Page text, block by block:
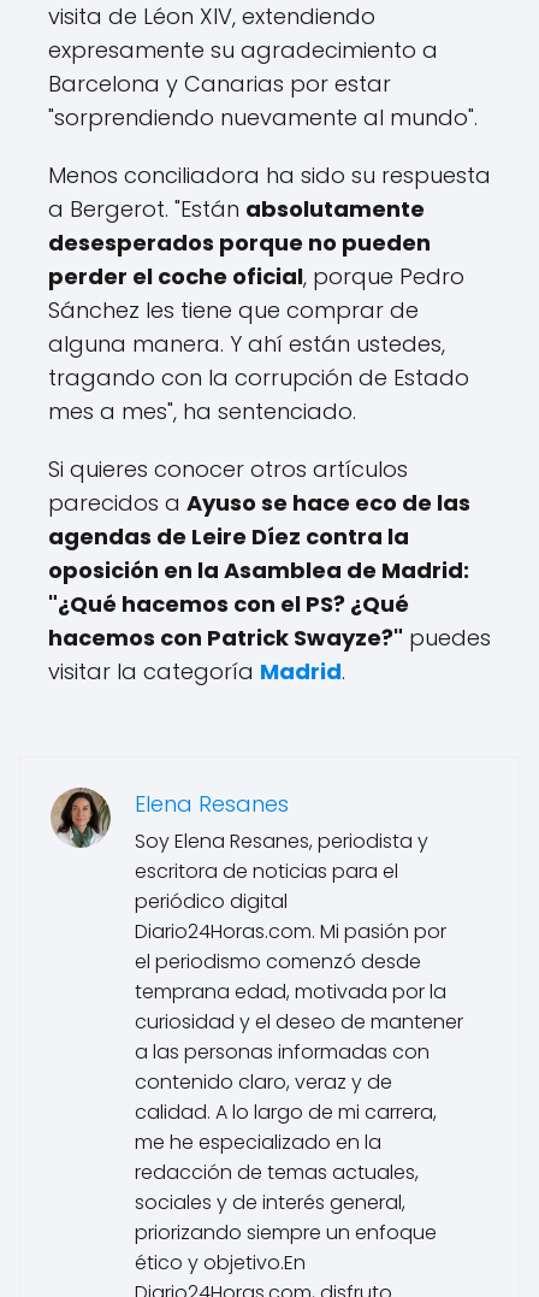
visita de Léon XIV, extendiendo
expresamente su agradecimiento a
Barcelona y Canarias por estar
"sorprendiendo nuevamente al mundo".
Menos conciliadora ha sido su respuesta
a Bergerot. "Están absolutamente
desesperados porque no pueden
perder el coche oficial, porque Pedro
Sánchez les tiene que comprar de
alguna manera. Y ahí están ustedes,
tragando con la corrupción de Estado
mes a mes", ha sentenciado.
Si quieres conocer otros artículos
parecidos a Ayuso se hace eco de las
agendas de Leire Díez contra la
oposición en la Asamblea de Madrid:
"¿Qué hacemos con el PS? ¿Qué
hacemos con Patrick Swayze?" puedes
visitar la categoría Madrid.
Elena Resanes
Soy Elena Resanes, periodista y
escritora de noticias para el
periódico digital
Diario24Horas.com. Mi pasión por
el periodismo comenzó desde
temprana edad, motivada por la
curiosidad y el deseo de mantener
a las personas informadas con
contenido claro, veraz y de
calidad. A lo largo de mi carrera,
me he especializado en la
redacción de temas actuales,
sociales y de interés general,
priorizando siempre un enfoque
ético y objetivo.En